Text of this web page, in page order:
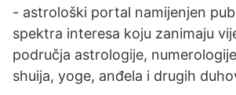
- astrološki portal namijenjen
spektra interesa koju zanimaju
područja astrologije,
shuija, yoge, anđela i drugih